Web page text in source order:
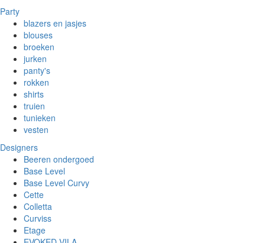
Party
blazers en jasjes
blouses
broeken
jurken
panty's
rokken
shirts
truien
tunieken
vesten
Designers
Beeren ondergoed
Base Level
Base Level Curvy
Cette
Colletta
Curviss
Etage